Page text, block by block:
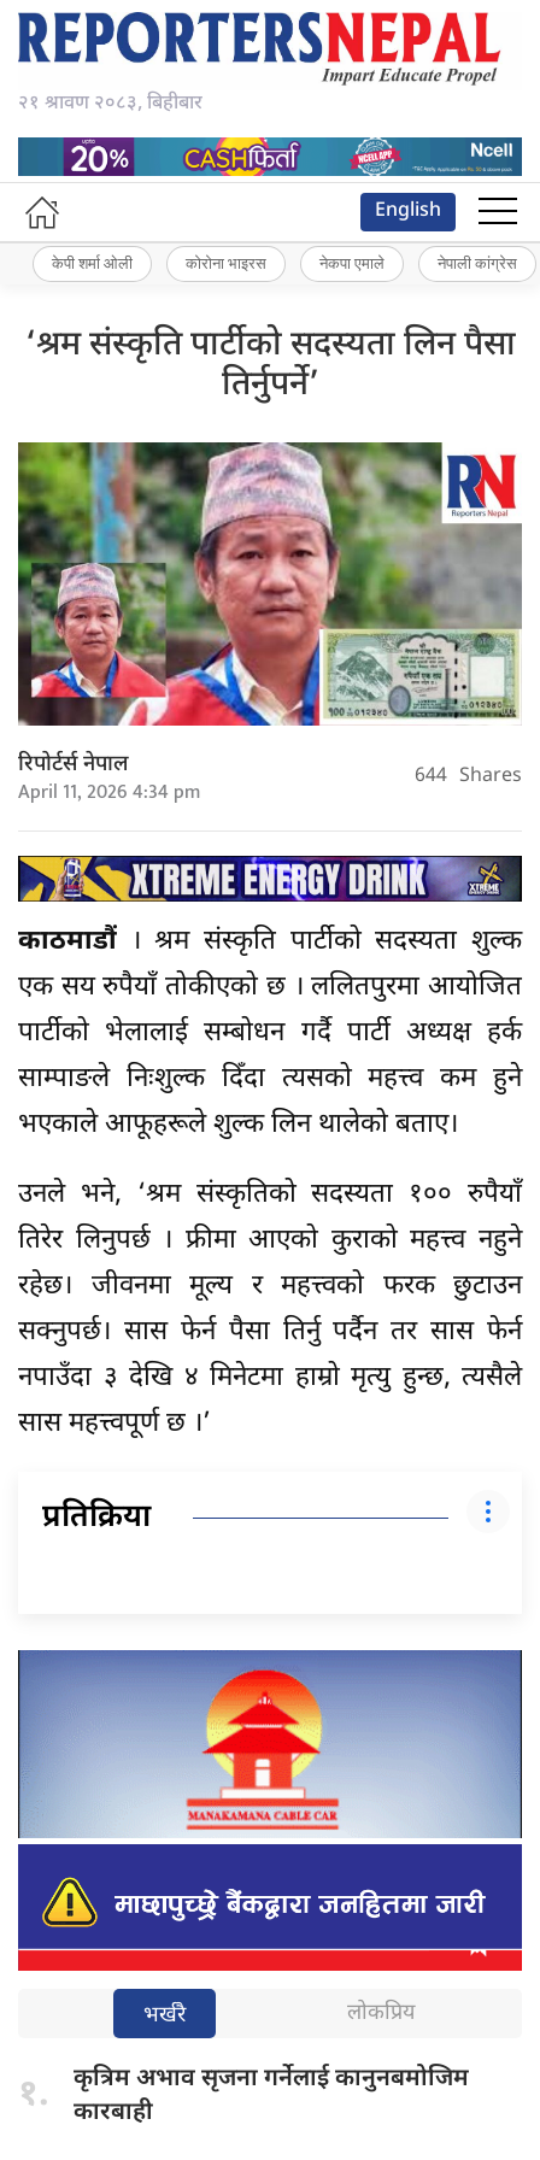
२१ श्रावण २०८३, बिहीबार
English
केपी शर्मा ओली कोरोना भाइरस नेकपा एमाले नेपाली कांग्रेस
‘श्रम संस्कृति पार्टीको सदस्यता लिन पैसा
तिर्नुपर्ने’
रिपोर्टर्स नेपाल
April 11, 2026 4:34 pm 644 Shares
काठमाडौं । श्रम संस्कृति पार्टीको सदस्यता शुल्क
एक सय रुपैयाँ तोकीएको छ । ललितपुरमा आयोजित
पार्टीको भेलालाई सम्बोधन गर्दै पार्टी अध्यक्ष हर्क
साम्पाङले निःशुल्क दिँदा त्यसको महत्त्व कम हुने
भएकाले आफूहरूले शुल्क लिन थालेको बताए।
उनले भने, ‘श्रम संस्कृतिको सदस्यता १०० रुपैयाँ
तिरेर लिनुपर्छ । फ्रीमा आएको कुराको महत्त्व नहुने
रहेछ। जीवनमा मूल्य र महत्त्वको फरक छुटाउन
सक्नुपर्छ। सास फेर्न पैसा तिर्नु पर्दैन तर सास फेर्न
नपाउँदा ३ देखि ४ मिनेटमा हाम्रो मृत्यु हुन्छ, त्यसैले
सास महत्त्वपूर्ण छ ।’
प्रतिक्रिया
भर्खरै लोकप्रिय
१. कृत्रिम अभावसृजना गर्नेलाई कानुनबमोजिम
कारबाही